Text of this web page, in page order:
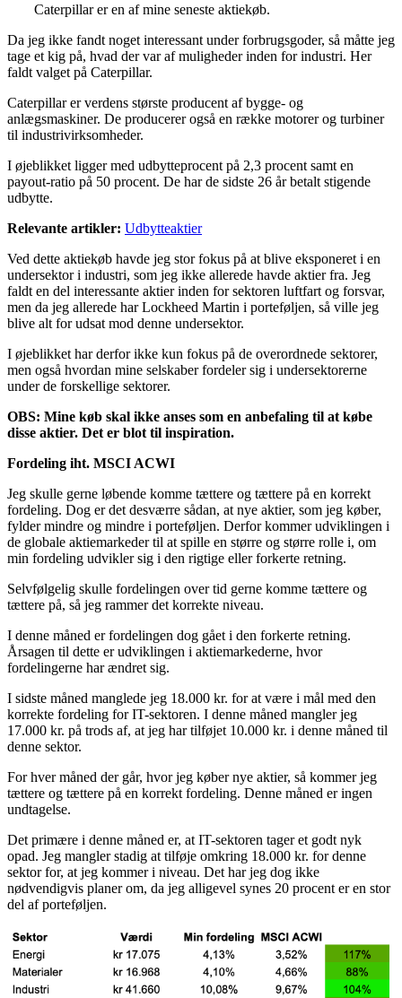
Caterpillar er en af mine seneste aktiekøb.
Da jeg ikke fandt noget interessant under forbrugsgoder, så måtte jeg
tage et kig på, hvad der var af muligheder inden for industri. Her
faldt valget på Caterpillar.
Caterpillar er verdens største producent af bygge- og
anlægsmaskiner. De producerer også en række motorer og turbiner
til industrivirksomheder.
I øjeblikket ligger med udbytteprocent på 2,3 procent samt en
payout-ratio på 50 procent. De har de sidste 26 år betalt stigende
udbytte.
Relevante artikler: Udbytteaktier
Ved dette aktiekøb havde jeg stor fokus på at blive eksponeret i en
undersektor i industri, som jeg ikke allerede havde aktier fra. Jeg
faldt en del interessante aktier inden for sektoren luftfart og forsvar,
men da jeg allerede har Lockheed Martin i porteføljen, så ville jeg
blive alt for udsat mod denne undersektor.
I øjeblikket har derfor ikke kun fokus på de overordnede sektorer,
men også hvordan mine selskaber fordeler sig i undersektorerne
under de forskellige sektorer.
OBS: Mine køb skal ikke anses som en anbefaling til at købe
disse aktier. Det er blot til inspiration.
Fordeling iht. MSCI ACWI
Jeg skulle gerne løbende komme tættere og tættere på en korrekt
fordeling. Dog er det desværre sådan, at nye aktier, som jeg køber,
fylder mindre og mindre i porteføljen. Derfor kommer udviklingen i
de globale aktiemarkeder til at spille en større og større rolle i, om
min fordeling udvikler sig i den rigtige eller forkerte retning.
Selvfølgelig skulle fordelingen over tid gerne komme tættere og
tættere på, så jeg rammer det korrekte niveau.
I denne måned er fordelingen dog gået i den forkerte retning.
Årsagen til dette er udviklingen i aktiemarkederne, hvor
fordelingerne har ændret sig.
I sidste måned manglede jeg 18.000 kr. for at være i mål med den
korrekte fordeling for IT-sektoren. I denne måned mangler jeg
17.000 kr. på trods af, at jeg har tilføjet 10.000 kr. i denne måned til
denne sektor.
For hver måned der går, hvor jeg køber nye aktier, så kommer jeg
tættere og tættere på en korrekt fordeling. Denne måned er ingen
undtagelse.
Det primære i denne måned er, at IT-sektoren tager et godt nyk
opad. Jeg mangler stadig at tilføje omkring 18.000 kr. for denne
sektor for, at jeg kommer i niveau. Det har jeg dog ikke
nødvendigvis planer om, da jeg alligevel synes 20 procent er en stor
del af porteføljen.